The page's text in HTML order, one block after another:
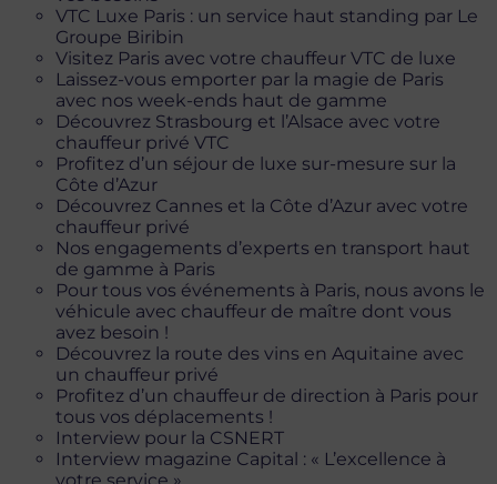
VTC Luxe Paris : un service haut standing par Le
Groupe Biribin
Visitez Paris avec votre chauffeur VTC de luxe
Laissez-vous emporter par la magie de Paris
avec nos week-ends haut de gamme
Découvrez Strasbourg et l’Alsace avec votre
chauffeur privé VTC
Profitez d’un séjour de luxe sur-mesure sur la
Côte d’Azur
Découvrez Cannes et la Côte d’Azur avec votre
chauffeur privé
Nos engagements d’experts en transport haut
de gamme à Paris
Pour tous vos événements à Paris, nous avons le
véhicule avec chauffeur de maître dont vous
avez besoin !
Découvrez la route des vins en Aquitaine avec
un chauffeur privé
Profitez d’un chauffeur de direction à Paris pour
tous vos déplacements !
Interview pour la CSNERT
Interview magazine Capital : « L’excellence à